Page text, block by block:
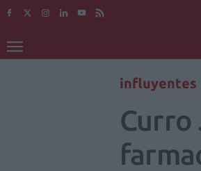
influyentes
Curro